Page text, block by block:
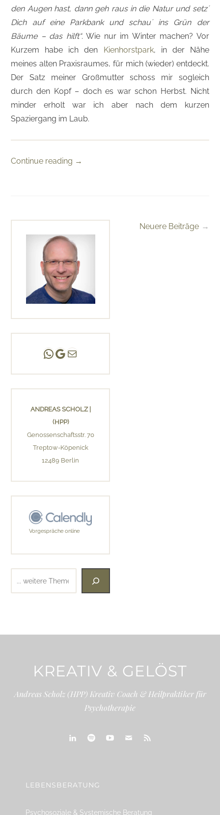
den Augen hast, dann geh raus in die Natur und setz´
Dich auf eine Parkbank und schau´ ins Grün der
Bäume – das hilft“. Wie nur im Winter machen? Vor
Kurzem habe ich den Kienhorstpark, in der Nähe
meines alten Praxisraumes, für mich (wieder) entdeckt.
Der Satz meiner Großmutter schoss mir sogleich
durch den Kopf – doch es war schon Herbst. Nicht
minder erholt war ich aber nach dem kurzen
Spaziergang im Laub.
Continue reading →
BeitragsnavigationNeuere Beiträge
Andreas Scholz | (HPP)
Praxis Adlershof
E-Mail an mich ...
ANDREAS SCHOLZ |
(HPP)
Genossenschaftsstr. 70
Treptow-Köpenick
12489 Berlin
Vorgespräche online
KREATIV & GELÖST
Andreas Scholz (HPP) Kreativ Coach & Heilpraktiker für
Psychotherapie
LEBENSBERATUNG
Psychosoziale & Systemische Beratung